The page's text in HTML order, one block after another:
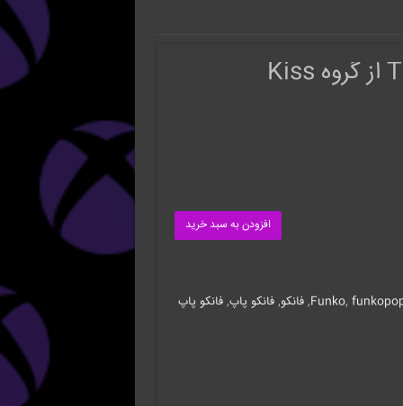
افزودن به سبد خرید
Funko,
, فانکو, فانکو پاپ, فانکو پاپ